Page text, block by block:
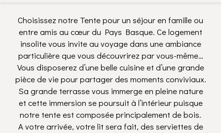
Choisissez notre Tente pour un séjour en famille ou
entre amis au cœur du Pays Basque. Ce logement
insolite vous invite au voyage dans une ambiance
particulière que vous découvrirez par vous-même…
Vous disposerez d’une belle cuisine et d’une grande
pièce de vie pour partager des moments conviviaux.
Sa grande terrasse vous immerge en pleine nature
et cette immersion se poursuit à l’intérieur puisque
notre tente est composée principalement de bois.
A votre arrivée, votre lit sera fait, des serviettes de